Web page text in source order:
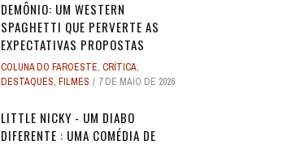
DEMÔNIO: UM WESTERN
SPAGHETTI QUE PERVERTE AS
EXPECTATIVAS PROPOSTAS
COLUNA DO FAROESTE, CRÍTICA,
DESTAQUES, FILMES 7 DE MAIO DE 2026
LITTLE NICKY - UM DIABO
DIFERENTE : UMA COMÉDIA DE